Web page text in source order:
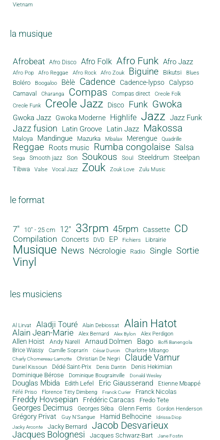
Vietnam
la musique
Afrobeat Afro Disco Afro Folk Afro Funk Afro Jazz
Afro Pop Afro Reggae Afro Rock Afro Zouk Biguine Bikutsi Blues
Boléro Boogaloo Bèlè Cadence Cadence-lypso Calypso
Carnaval Charanga Compas Compas direct
Creole Folk
Creole Funk
Creole Jazz Disco Funk Gwoka
Gwoka Jazz Gwoka Moderne Highlife Jazz Jazz Funk
Jazz fusion Latin Groove Latin Jazz Makossa
Maloya Mandingue Mazurka Mbalax Merengue Quadrille
Reggae Roots music Rumba congolaise Salsa
Sega Smooth jazz Son Soukous Soul Steeldrum Steelpan
Tibwa Valse Vocal Jazz Zouk Zouk Love Zulu Music
le format
7" 10" - 25 cm 12" 33rpm 45rpm Cassette CD
Compilation Concerts DVD EP Fichiers Librairie
Musique News Nécrologie Radio Single Sortie
Vinyl
les musiciens
Al Lirvat Aladji Touré Alain Debiossat Alain Hatot
Alain Jean-Marie Alex Bernard Alex Bylon Alex Perdigon
Allen Hoist Andy Narell Arnaud Dolmen Bago Boffi Banengola
Brice Wassy Camille Sopran'n César Durcin Charlotte Mbango
Charly Chomereau-Lamotte Christian De Negri Claude Vamur
Daniel Kissoun Dédé Saint-Prix Denis Dantin Denis Hekimian
Dominique Bérose Dominique Bougrainville Donald Wesley
Douglas Mbida Edith Lefel Eric Giausserand Etienne Mbappé
Féfé Priso Florence Titty Dimbeng Franck Curier Franck Nicolas
Freddy Hovsepian Frédéric Caracas Fredo Tete
Georges Decimus Georges Séba Glenn Ferris Gordon Henderson
Grégory Privat Guy N'Sangue Hamid Belhocine
Idrissa Diop
Jacky Arconte
Jacky Bernard Jacob Desvarieux
Jacques Bolognesi Jacques Schwarz-Bart Jane Fostin